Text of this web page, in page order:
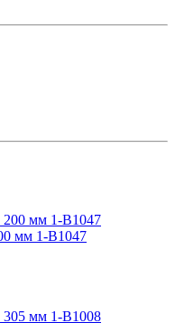
мм 1-B1047